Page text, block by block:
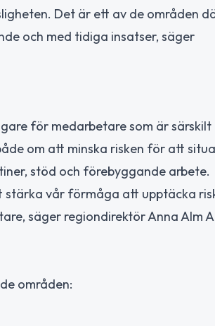
Det är ett av de områden
och med tidiga insatser, säger
för medarbetare som är
om att minska risken för att
stöd och förebyggande arbete.
stärka vår förmåga att upptäcka
säger regiondirektör Anna Alm
områden: